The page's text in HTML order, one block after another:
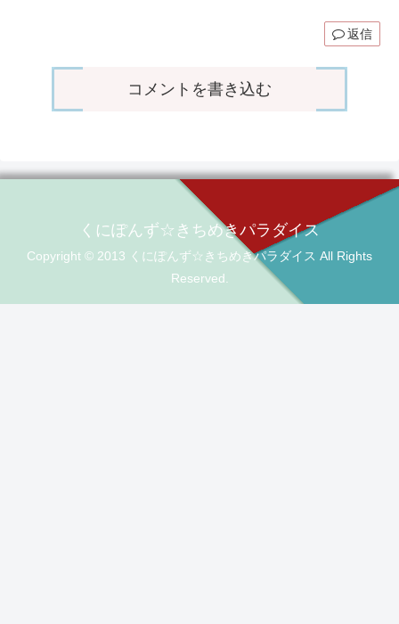
返信
コメントを書き込む
くにぽんず☆きちめきパラダイス
Copyright © 2013 くにぽんず☆きちめきパラダイス All Rights
Reserved.